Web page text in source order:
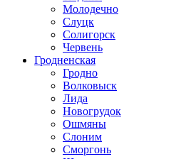
Молодечно
Слуцк
Солигорск
Червень
Гродненская
Гродно
Волковыск
Лида
Новогрудок
Ошмяны
Слоним
Сморгонь